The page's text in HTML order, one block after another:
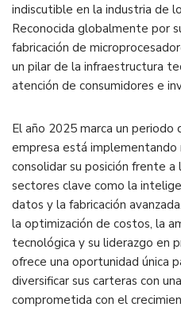
indiscutible en la industria de
Reconocida globalmente por
fabricación de
un pilar de la infraestructura
atención de consumidores e
El año 2025 marca un periodo
empresa está implementando
consolidar su posición frente
sectores clave como la
datos y la fabricación
la optimización de costos, la
tecnológica y su liderazgo en
ofrece una oportunidad única
diversificar sus carteras con
comprometida con el